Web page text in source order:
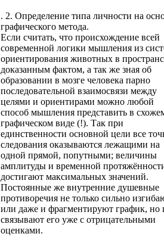
. 2. Определение типа личности на
графического метода.
Если считать, что происхождение всей
современной логики мышления из
ориентирования животных в
доказанным фактом, а так же зная об
образовании в мозге человека парно
последовательной взаимосвязи между
целями и ориентирами можно любой
способ мышления представить в
графическом виде (!). Так при
единственности основной цели все
следования оказываются лежащими на
одной прямой, попутными; величины
амплитуды и временной
достигают максимальных значений.
Постоянные же внутренние душевные
противоречия не только сильно
или даже и фрагментируют график, но
связывают его уже с отрицательными
оценками.